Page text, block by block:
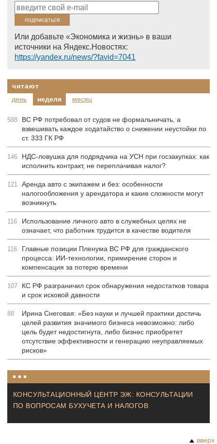
Или добавьте «Экономика и жизнь» в ваши
источники на Яндекс.Новостях:
https://yandex.ru/news/?favid=7041
читают
день
неделя месяц
588
ВС РФ потребовал от судов не формальничать, а
взвешивать каждое ходатайство о снижении неустойки по
ст. 333 ГК РФ
146
НДС-ловушка для подрядчика на УСН при госзакупках: как
исполнить контракт, не переплачивая налог?
121 Аренда авто с экипажем и без: особенности
налогообложения у арендатора и какие сложности могут
возникнуть
116
Использование личного авто в служебных целях не
означает, что работник трудится в качестве водителя
116
Главные позиции Пленума ВС РФ для гражданского
процесса: ИИ-технологии, примирение сторон и
компенсация за потерю времени
107
КС РФ разграничил срок обнаружения недостатков товара
и срок исковой давности
88
Ирина Снеговая: «Без науки и лучшей практики достичь
целей развития значимого бизнеса невозможно: либо
цель будет недостигнута, либо бизнес приобретет
отсутствие эффективности и генерацию неуправляемых
рисков»
КОНСУЛЬТАЦИОННЫЙ ЦЕНТР ЭЖ: КОНСУЛЬТАЦИИ
ПО ВОПРОСАМ БУХУЧЕТА И НАЛОГОВ
вверх